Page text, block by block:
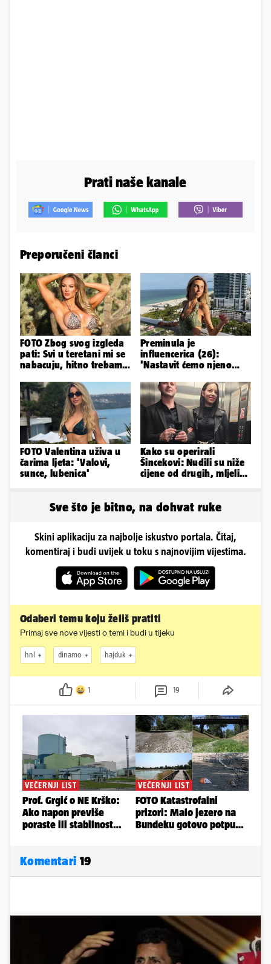
Prati naše kanale
Preporučeni članci
FOTO Zbog svog izgleda
pati: Svi u teretani mi se
nabacuju, hitno trebam
Preminula je
influencerica (26):
'Nastavit ćemo njeno
FOTO Valentina uživa u
čarima ljeta: 'Valovi,
sunce, lubenica'
Kako su operirali
Šincekovi: Nudili su niže
cijene od drugih, mljeli
Sve što je bitno, na dohvat ruke
Skini aplikaciju za najbolje iskustvo portala. Čitaj,
komentiraj i budi uvijek u toku s najnovijim vijestima.
Odaberi temu koju želiš pratiti
Primaj sve nove vijesti o temi i budi u tijeku
hnl dinamo hajduk
1 19
Komentari 19